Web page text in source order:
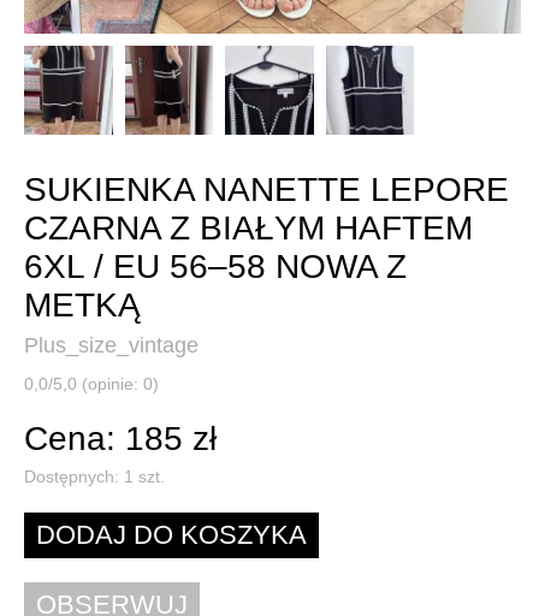
SUKIENKA NANETTE LEPORE
CZARNA Z BIAŁYM HAFTEM
6XL / EU 56–58 NOWA Z
METKĄ
Plus_size_vintage
0,0/5,0 (opinie: 0)
Cena: 185 zł
Dostępnych: 1 szt.